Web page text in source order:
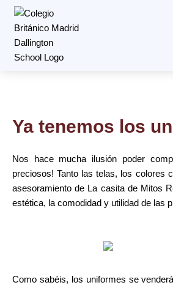
Skip
Ya tenemos los
Nos hace mucha ilusión poder
preciosos! Tanto las telas, los colores
asesoramiento de La casita de Mitos
estética, la comodidad y utilidad de las
Como sabéis, los uniformes se